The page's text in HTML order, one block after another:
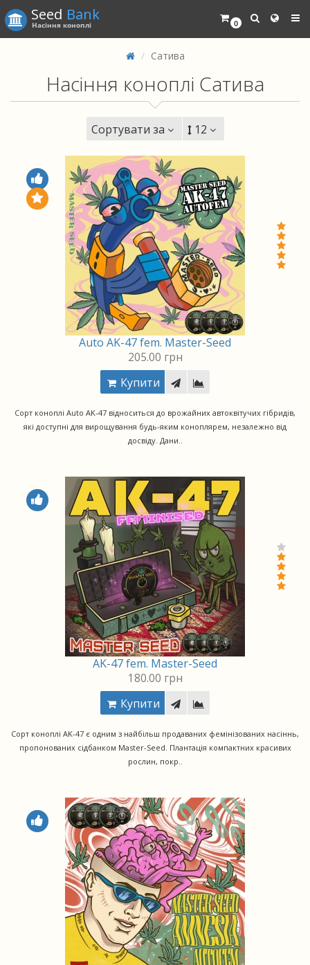
0
Seed Bank
Насіння коноплі
Сатива
Насіння коноплі Сатива
Сортувати за 12
Auto AK-47 fem. Master-Seed
205.00 грн
Купити
Сорт коноплі Auto AK-47 відноситься до врожайних автоквітучих гібридів,
які доступні для вирощування будь-яким коноплярем, незалежно від
досвіду. Дани..
AK-47 fem. Master-Seed
180.00 грн
Купити
Сорт коноплі AK-47 є одним з найбільш продаваних фемінізованих насіннь,
пропонованих сідбанком Master-Seed. Плантація компактних красивих
рослин, покр..